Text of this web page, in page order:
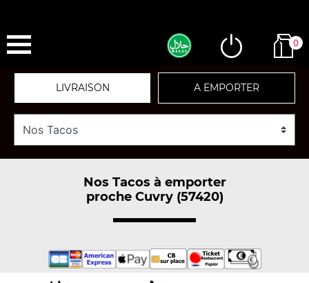
0
LIVRAISON A EMPORTER
Nos Tacos à emporter
proche Cuvry (57420)